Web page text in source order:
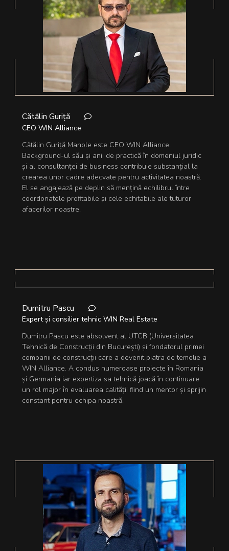
Cătălin Guriță
CEO WIN Alliance
Cătălin Guriță Manole este CEO WIN Alliance.
Background-ul său și anii de practică în domeniul juridic
și al consultanței de business contribuie substanțial la
crearea unor cadre adecvate pentru activitatea noastră.
El se angajează pe deplin să mențină echilibrul între
coordonatele profitabile și cele echitabile ale tuturor
afacerilor noastre.
Dumitru Pascu
Expert și consilier tehnic WIN Real Estate
Dumitru Pascu este absolvent al UTCB (Universitatea
Tehnică de Construcții din București) și fondatorul primei
companii de construcții care a devenit piatra de temelie a
WIN Alliance. A condus numeroase proiecte în Romania
și Germania iar expertiza sa tehnică joacă în continuare
un rol major în evaluarea calității fiind un mentor și sprijin
constant pentru echipa noastră.